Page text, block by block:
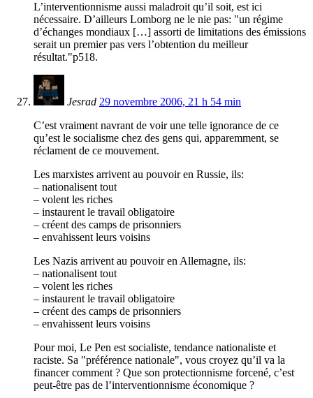
L’interventionnisme aussi maladroit qu’il soit, est ici
nécessaire. D’ailleurs Lomborg ne le nie pas: "un régime
d’échanges mondiaux […] assorti de limitations des émissions
serait un premier pas vers l’obtention du meilleur
résultat."p518.
Jesrad 29 novembre 2006, 21 h 54 min
C’est vraiment navrant de voir une telle ignorance de ce
qu’est le socialisme chez des gens qui, apparemment, se
réclament de ce mouvement.
Les marxistes arrivent au pouvoir en Russie, ils:
– nationalisent tout
– volent les riches
– instaurent le travail obligatoire
– créent des camps de prisonniers
– envahissent leurs voisins
Les Nazis arrivent au pouvoir en Allemagne, ils:
– nationalisent tout
– volent les riches
– instaurent le travail obligatoire
– créent des camps de prisonniers
– envahissent leurs voisins
Pour moi, Le Pen est socialiste, tendance nationaliste et
raciste. Sa "préférence nationale", vous croyez qu’il va la
financer comment ? Que son protectionnisme forcené, c’est
peut-être pas de l’interventionnisme économique ?